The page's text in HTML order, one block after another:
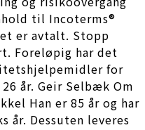
til Incoterms®
er avtalt. Stopp
Foreløpig har det
for
år. Geir Selbæk Om
Han er 85 år og har
år. Dessuten leveres